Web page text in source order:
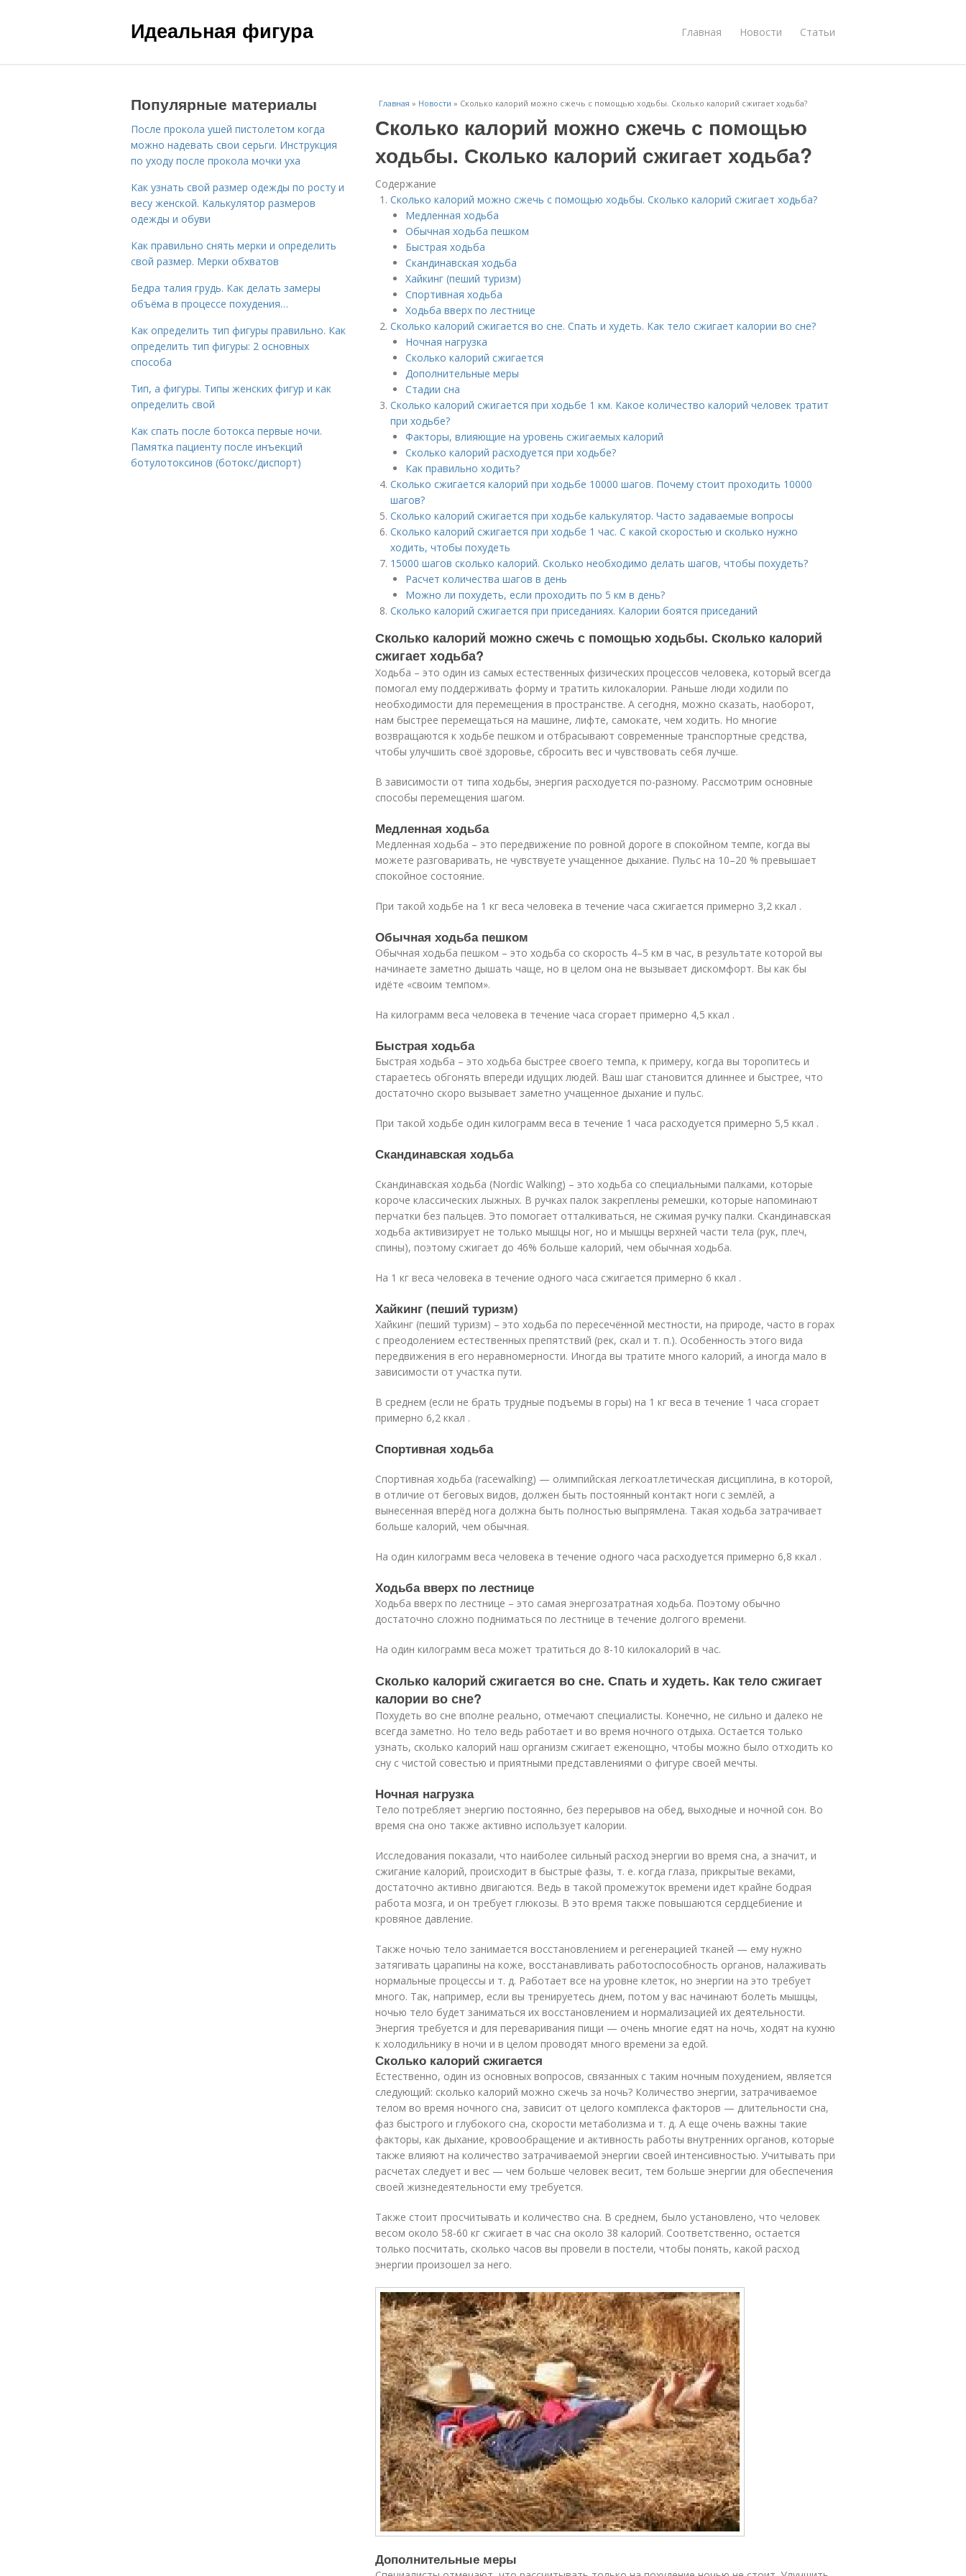
Идеальная фигура Главная Новости Статьи
Главная » Новости » Сколько калорий можно сжечь с помощью ходьбы. Сколько калорий сжигает ходьба?
Сколько калорий можно сжечь с помощью
ходьбы. Сколько калорий сжигает ходьба?
Содержание
Сколько калорий можно сжечь с помощью ходьбы. Сколько калорий сжигает ходьба?
Медленная ходьба
Обычная ходьба пешком
Быстрая ходьба
Скандинавская ходьба
Хайкинг (пеший туризм)
Спортивная ходьба
Ходьба вверх по лестнице
Сколько калорий сжигается во сне. Спать и худеть. Как тело сжигает калории во сне?
Ночная нагрузка
Сколько калорий сжигается
Дополнительные меры
Стадии сна
Сколько калорий сжигается при ходьбе 1 км. Какое количество калорий человек тратит
при ходьбе?
Факторы, влияющие на уровень сжигаемых калорий
Сколько калорий расходуется при ходьбе?
Как правильно ходить?
Сколько сжигается калорий при ходьбе 10000 шагов. Почему стоит проходить 10000
шагов?
Сколько калорий сжигается при ходьбе калькулятор. Часто задаваемые вопросы
Сколько калорий сжигается при ходьбе 1 час. С какой скоростью и сколько нужно
ходить, чтобы похудеть
15000 шагов сколько калорий. Сколько необходимо делать шагов, чтобы похудеть?
Расчет количества шагов в день
Можно ли похудеть, если проходить по 5 км в день?
Сколько калорий сжигается при приседаниях. Калории боятся приседаний
Сколько калорий можно сжечь с помощью ходьбы. Сколько калорий
сжигает ходьба?
Ходьба – это один из самых естественных физических процессов человека, который всегда
помогал ему поддерживать форму и тратить килокалории. Раньше люди ходили по
необходимости для перемещения в пространстве. А сегодня, можно сказать, наоборот,
нам быстрее перемещаться на машине, лифте, самокате, чем ходить. Но многие
возвращаются к ходьбе пешком и отбрасывают современные транспортные средства,
чтобы улучшить своё здоровье, сбросить вес и чувствовать себя лучше.
В зависимости от типа ходьбы, энергия расходуется по-разному. Рассмотрим основные
способы перемещения шагом.
Медленная ходьба
Медленная ходьба – это передвижение по ровной дороге в спокойном темпе, когда вы
можете разговаривать, не чувствуете учащенное дыхание. Пульс на 10–20 % превышает
спокойное состояние.
При такой ходьбе на 1 кг веса человека в течение часа сжигается примерно 3,2 ккал .
Обычная ходьба пешком
Обычная ходьба пешком – это ходьба со скорость 4–5 км в час, в результате которой вы
начинаете заметно дышать чаще, но в целом она не вызывает дискомфорт. Вы как бы
идёте «своим темпом».
На килограмм веса человека в течение часа сгорает примерно 4,5 ккал .
Быстрая ходьба
Быстрая ходьба – это ходьба быстрее своего темпа, к примеру, когда вы торопитесь и
стараетесь обгонять впереди идущих людей. Ваш шаг становится длиннее и быстрее, что
достаточно скоро вызывает заметно учащенное дыхание и пульс.
При такой ходьбе один килограмм веса в течение 1 часа расходуется примерно 5,5 ккал .
Скандинавская ходьба
Скандинавская ходьба (Nordic Walking) – это ходьба со специальными палками, которые
короче классических лыжных. В ручках палок закреплены ремешки, которые напоминают
перчатки без пальцев. Это помогает отталкиваться, не сжимая ручку палки. Скандинавская
ходьба активизирует не только мышцы ног, но и мышцы верхней части тела (рук, плеч,
спины), поэтому сжигает до 46% больше калорий, чем обычная ходьба.
На 1 кг веса человека в течение одного часа сжигается примерно 6 ккал .
Хайкинг (пеший туризм)
Хайкинг (пеший туризм) – это ходьба по пересечённой местности, на природе, часто в горах
с преодолением естественных препятствий (рек, скал и т. п.). Особенность этого вида
передвижения в его неравномерности. Иногда вы тратите много калорий, а иногда мало в
зависимости от участка пути.
В среднем (если не брать трудные подъемы в горы) на 1 кг веса в течение 1 часа сгорает
примерно 6,2 ккал .
Спортивная ходьба
Спортивная ходьба (racewalking) — олимпийская легкоатлетическая дисциплина, в которой,
в отличие от беговых видов, должен быть постоянный контакт ноги с землёй, а
вынесенная вперёд нога должна быть полностью выпрямлена. Такая ходьба затрачивает
больше калорий, чем обычная.
На один килограмм веса человека в течение одного часа расходуется примерно 6,8 ккал .
Ходьба вверх по лестнице
Ходьба вверх по лестнице – это самая энергозатратная ходьба. Поэтому обычно
достаточно сложно подниматься по лестнице в течение долгого времени.
На один килограмм веса может тратиться до 8-10 килокалорий в час.
Сколько калорий сжигается во сне. Спать и худеть. Как тело сжигает
калории во сне?
Похудеть во сне вполне реально, отмечают специалисты. Конечно, не сильно и далеко не
всегда заметно. Но тело ведь работает и во время ночного отдыха. Остается только
узнать, сколько калорий наш организм сжигает еженощно, чтобы можно было отходить ко
сну с чистой совестью и приятными представлениями о фигуре своей мечты.
Ночная нагрузка
Тело потребляет энергию постоянно, без перерывов на обед, выходные и ночной сон. Во
время сна оно также активно использует калории.
Исследования показали, что наиболее сильный расход энергии во время сна, а значит, и
сжигание калорий, происходит в быстрые фазы, т. е. когда глаза, прикрытые веками,
достаточно активно двигаются. Ведь в такой промежуток времени идет крайне бодрая
работа мозга, и он требует глюкозы. В это время также повышаются сердцебиение и
кровяное давление.
Также ночью тело занимается восстановлением и регенерацией тканей — ему нужно
затягивать царапины на коже, восстанавливать работоспособность органов, налаживать
нормальные процессы и т. д. Работает все на уровне клеток, но энергии на это требует
много. Так, например, если вы тренируетесь днем, потом у вас начинают болеть мышцы,
ночью тело будет заниматься их восстановлением и нормализацией их деятельности.
Энергия требуется и для переваривания пищи — очень многие едят на ночь, ходят на кухню
к холодильнику в ночи и в целом проводят много времени за едой.
Сколько калорий сжигается
Естественно, один из основных вопросов, связанных с таким ночным похудением, является
следующий: сколько калорий можно сжечь за ночь? Количество энергии, затрачиваемое
телом во время ночного сна, зависит от целого комплекса факторов — длительности сна,
фаз быстрого и глубокого сна, скорости метаболизма и т. д. А еще очень важны такие
факторы, как дыхание, кровообращение и активность работы внутренних органов, которые
также влияют на количество затрачиваемой энергии своей интенсивностью. Учитывать при
расчетах следует и вес — чем больше человек весит, тем больше энергии для обеспечения
своей жизнедеятельности ему требуется.
Также стоит просчитывать и количество сна. В среднем, было установлено, что человек
весом около 58-60 кг сжигает в час сна около 38 калорий. Соответственно, остается
только посчитать, сколько часов вы провели в постели, чтобы понять, какой расход
энергии произошел за него.
Дополнительные меры
Популярные материалы
После прокола ушей пистолетом когда
можно надевать свои серьги. Инструкция
по уходу после прокола мочки уха
Как узнать свой размер одежды по росту и
весу женской. Калькулятор размеров
одежды и обуви
Как правильно снять мерки и определить
свой размер. Мерки обхватов
Бедра талия грудь. Как делать замеры
объёма в процессе похудения…
Как определить тип фигуры правильно. Как
определить тип фигуры: 2 основных
способа
Тип, а фигуры. Типы женских фигур и как
определить свой
Как спать после ботокса первые ночи.
Памятка пациенту после инъекций
ботулотоксинов (ботокс/диспорт)